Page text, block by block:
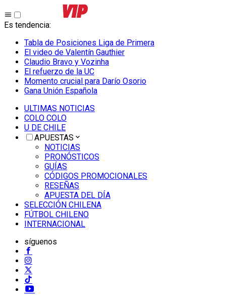
Es tendencia:
Tabla de Posiciones Liga de Primera
El video de Valentín Gauthier
Claudio Bravo y Vozinha
El refuerzo de la UC
Momento crucial para Darío Osorio
Gana Unión Española
ULTIMAS NOTICIAS
COLO COLO
U DE CHILE
APUESTAS
NOTICIAS
PRONÓSTICOS
GUÍAS
CÓDIGOS PROMOCIONALES
RESEÑAS
APUESTA DEL DÍA
SELECCIÓN CHILENA
FÚTBOL CHILENO
INTERNACIONAL
síguenos